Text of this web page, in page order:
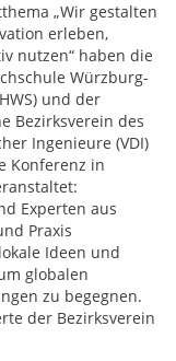
„Wir gestalten
erleben,
nutzen“ haben die
Würzburg-
und der
Bezirksverein des
Ingenieure (VDI)
Konferenz in
Experten aus
Praxis
Ideen und
globalen
zu begegnen.
der Bezirksverein